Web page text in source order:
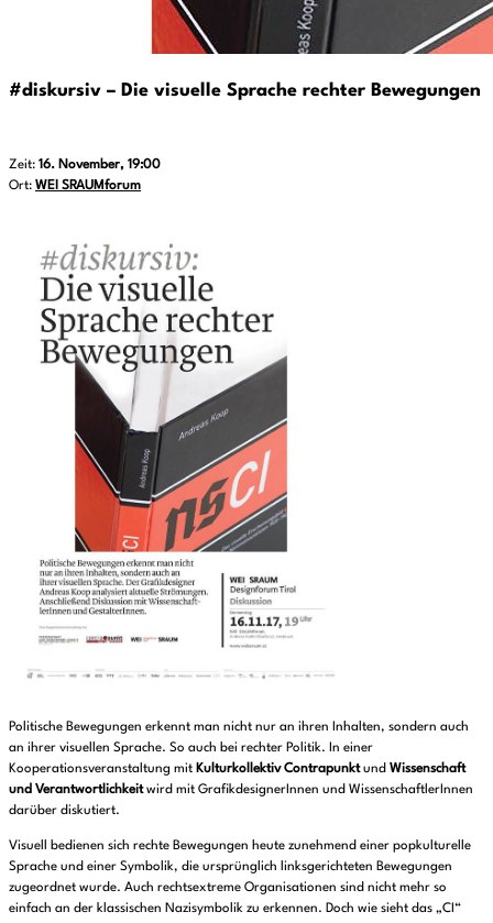
#diskursiv – Die visuelle Sprache rechter Bewegungen
Zeit: 16. November, 19:00
Ort: WEI SRAUMforum
Politische Bewegungen erkennt man nicht nur an ihren Inhalten, sondern auch
an ihrer visuellen Sprache. So auch bei rechter Politik. In einer
Kooperationsveranstaltung mit Kulturkollektiv Contrapunktund Wissenschaft
und Verantwortlichkeitwird mit GrafikdesignerInnen und WissenschaftlerInnen
darüber diskutiert.
Visuell bedienen sich rechte Bewegungen heute zunehmend einer popkulturelle
Sprache und einer Symbolik, die ursprünglich linksgerichteten Bewegungen
zugeordnet wurde. Auch rechtsextreme Organisationen sind nicht mehr so
einfach an der klassischen Nazisymbolik zu erkennen. Doch wie sieht das „CI“